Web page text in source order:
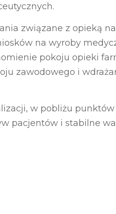
związane z opieką
na wyroby
pokoju opieki
zawodowego i
w pobliżu
pacjentów i stabilne